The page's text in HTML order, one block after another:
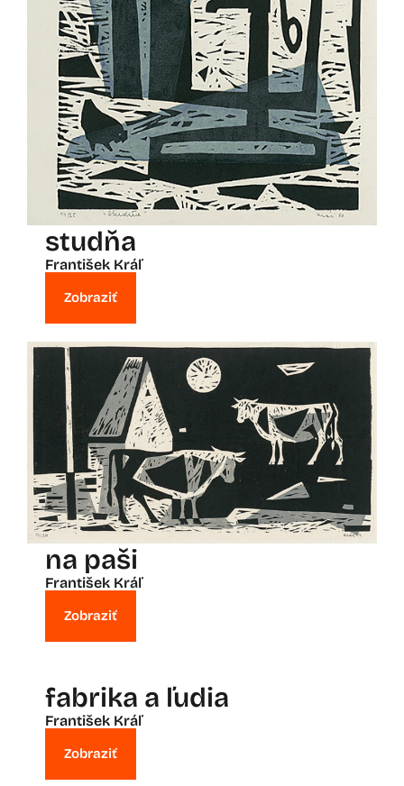
studňa
František Kráľ
Zobraziť
na paši
František Kráľ
Zobraziť
fabrika a ľudia
František Kráľ
Zobraziť